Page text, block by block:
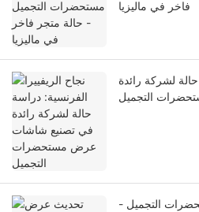
فاخر في ماليزيا
لشركة رائدة
التجميل
التجميل -